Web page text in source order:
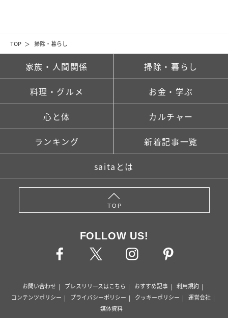
TOP 掃除・暮らし
家族・人間関係 掃除・暮らし
料理・グルメ お金・学ぶ
心と体 カルチャー
ランキング 新着記事一覧
saitaとは
TOP
FOLLOW US!
お問い合わせ プレスリリースはこちら おすすめ記事
利用規約
コンテンツポリシー
プライバシーポリシー クッキーポリシー
運営会社
媒体資料